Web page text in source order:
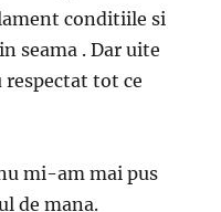
conditiile si
seama . Dar uite
respectat tot ce
mi-am mai pus
de mana.